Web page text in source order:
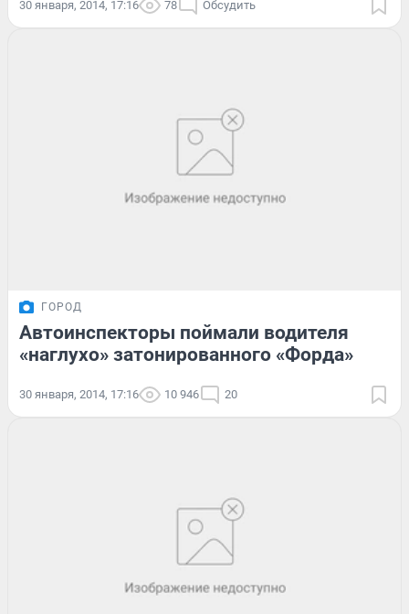
30 января, 2014, 17:16 78 Обсудить
ГОРОД
Автоинспекторы поймали водителя
«наглухо» затонированного «Форда»
30 января, 2014, 17:16 10 946 20